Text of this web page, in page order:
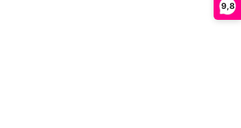
9,8